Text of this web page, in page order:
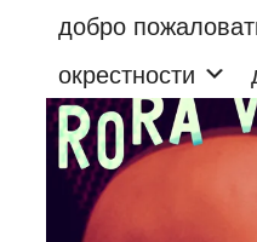
добро
окрестности